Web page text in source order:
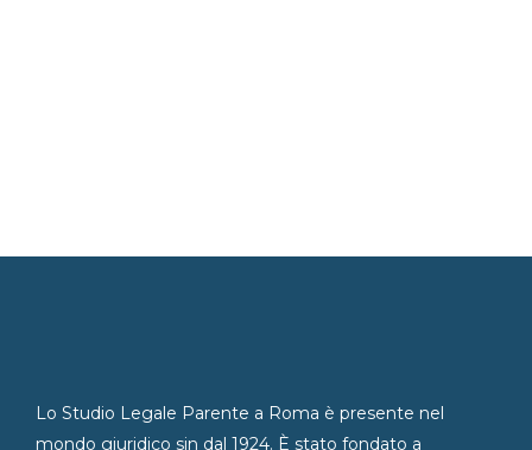
Lo Studio Legale Parente a Roma è presente nel
mondo giuridico sin dal 1924. È stato fondato a